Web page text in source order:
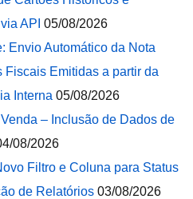
API 05/08/2026
Envio Automático da Nota
Fiscais Emitidas a partir da
Interna 05/08/2026
– Inclusão de Dados de
08/2026
Filtro e Coluna para Status
de Relatórios 03/08/2026